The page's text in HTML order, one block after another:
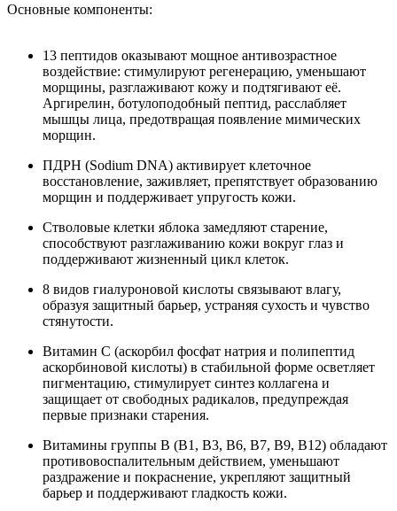
Основные компоненты:
13 пептидов оказывают мощное антивозрастное
воздействие: стимулируют регенерацию, уменьшают
морщины, разглаживают кожу и подтягивают её.
Аргирелин, ботулоподобный пептид, расслабляет
мышцы лица, предотвращая появление мимических
морщин.
ПДРН (Sodium DNA) активирует клеточное
восстановление, заживляет, препятствует образованию
морщин и поддерживает упругость кожи.
Стволовые клетки яблока замедляют старение,
способствуют разглаживанию кожи вокруг глаз и
поддерживают жизненный цикл клеток.
8 видов гиалуроновой кислоты связывают влагу,
образуя защитный барьер, устраняя сухость и чувство
стянутости.
Витамин C (аскорбил фосфат натрия и полипептид
аскорбиновой кислоты) в стабильной форме осветляет
пигментацию, стимулирует синтез коллагена и
защищает от свободных радикалов, предупреждая
первые признаки старения.
Витамины группы B (B1, B3, B6, B7, B9, B12) обладают
противовоспалительным действием, уменьшают
раздражение и покраснение, укрепляют защитный
барьер и поддерживают гладкость кожи.